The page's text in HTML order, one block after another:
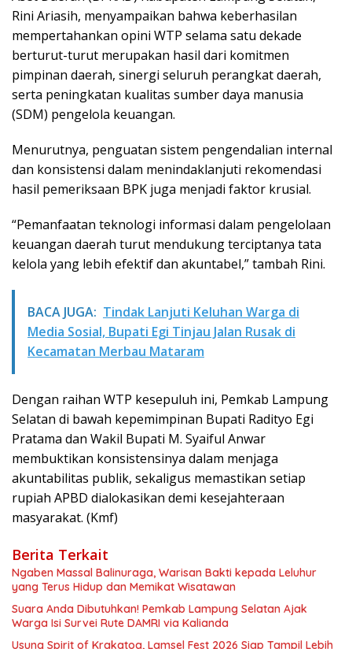
Rini Ariasih, menyampaikan bahwa keberhasilan
mempertahankan opini WTP selama satu dekade
berturut-turut merupakan hasil dari komitmen
pimpinan daerah, sinergi seluruh perangkat daerah,
serta peningkatan kualitas sumber daya manusia
(SDM) pengelola keuangan.
Menurutnya, penguatan sistem pengendalian internal
dan konsistensi dalam menindaklanjuti rekomendasi
hasil pemeriksaan BPK juga menjadi faktor krusial.
“Pemanfaatan teknologi informasi dalam pengelolaan
keuangan daerah turut mendukung terciptanya tata
kelola yang lebih efektif dan akuntabel,” tambah Rini.
BACA JUGA: Tindak Lanjuti Keluhan Warga di
Media Sosial, Bupati Egi Tinjau Jalan Rusak di
Kecamatan Merbau Mataram
Dengan raihan WTP kesepuluh ini, Pemkab Lampung
Selatan di bawah kepemimpinan Bupati Radityo Egi
Pratama dan Wakil Bupati M. Syaiful Anwar
membuktikan konsistensinya dalam menjaga
akuntabilitas publik, sekaligus memastikan setiap
rupiah APBD dialokasikan demi kesejahteraan
masyarakat. (Kmf)
Berita Terkait
Ngaben Massal Balinuraga, Warisan Bakti kepada Leluhur
yang Terus Hidup dan Memikat Wisatawan
Suara Anda Dibutuhkan! Pemkab Lampung Selatan Ajak
Warga Isi Survei Rute DAMRI via Kalianda
Usung Spirit of Krakatoa, Lamsel Fest 2026 Siap Tampil Lebih